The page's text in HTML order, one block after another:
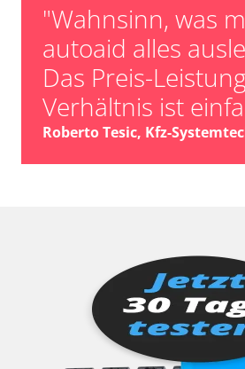
"Wahnsinn, was
autoaid alles
Das Preis-
Verhältnis ist
Roberto Tesic, Kfz-